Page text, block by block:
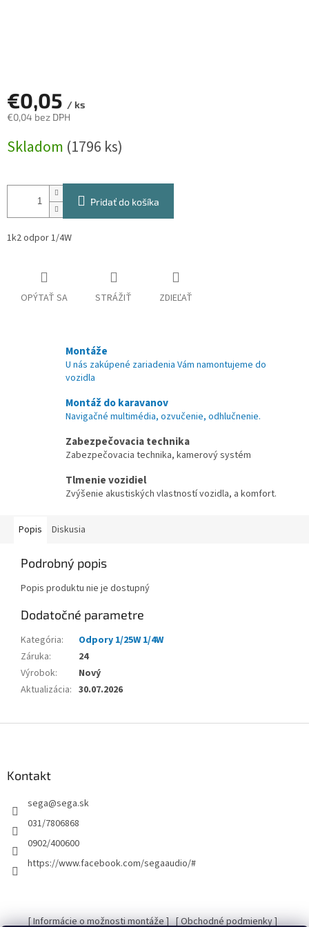
€0,05 / ks
€0,04 bez DPH
cena:
Skladom (1796 ks)
Pridať do košíka
1k2 odpor 1/4W
OPÝTAŤ SA STRÁŽIŤ ZDIEĽAŤ
Montáže
U nás zakúpené zariadenia Vám namontujeme do
vozidla
Montáž do karavanov
Navigačné multimédia, ozvučenie, odhlučnenie.
Zabezpečovacia technika
Zabezpečovacia technika, kamerový systém
Tlmenie vozidiel
Zvýšenie akustiských vlastností vozidla, a komfort.
Popis Diskusia
Podrobný popis
Popis produktu nie je dostupný
Dodatočné parametre
Kategória:
Odpory 1/25W 1/4W
Záruka:
24
Výrobok:
Nový
Aktualizácia: 30.07.2026
Kontakt
sega@sega.sk
031/7806868
0902/400600
https://www.facebook.com/segaaudio/#
[ Informácie o možnosti montáže ] [ Obchodné podmienky ]